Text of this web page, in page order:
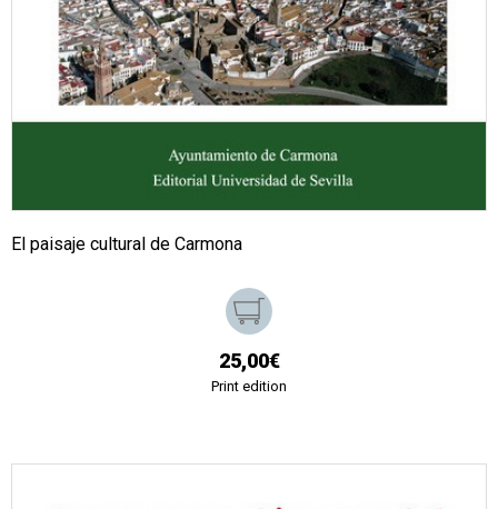
El paisaje cultural de Carmona
25,00€
Print edition